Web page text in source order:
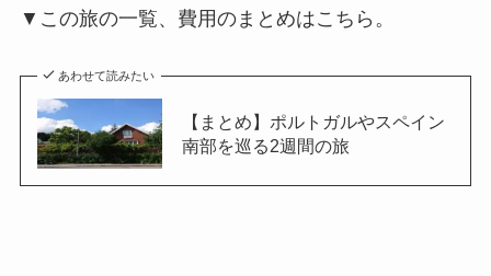
▼この旅の一覧、費用のまとめはこちら。
あわせて読みたい
【まとめ】ポルトガルやスペイン
南部を巡る2週間の旅